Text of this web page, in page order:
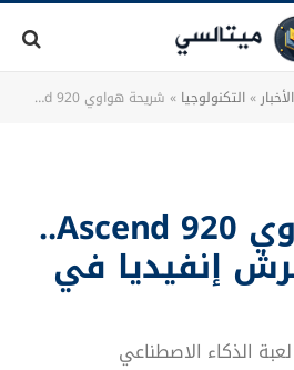
الأخبار »التكنولوجيا » شريحة هواوي Ascend 920.. هل تهدد عرش إنفيديا في الصين؟
شريحة هواوي Ascend 920..
إنفيديا في
الذكاء الاصطناعي